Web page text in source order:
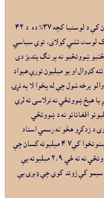
د ١٤٠١ کال اټکلونه ښيي چې افغانستان کې د لوستيا کچه ٣٧٪ ده. د ٤٢
٢٦ ميليونه يې ليک لوست نشي کولاى، نوي سياسي
ښوونځيو ته پر تګ بنديز دى.
کډوال او يو ميليون نورې هېواد
برخه شول چې له پخوا لا په نړۍ
يا هېڅ ښوونځي ته ترلاسى نه لري.
افغانانو ته د ښوونځي
د زدکړو هڅو ته رسمي اسناد
برابروي. د يو سروې لمخې يوازې خيبر پښتونخوا کې۴.۷ ميليونه کسان چې
عمرونه يې د ٥ او١٦ کلونو ترمنځ دي ښوونځي ته نه ځي.۲،۹ ميليونه يې
سيمو کې ژوند کوي چې ډېرى يې